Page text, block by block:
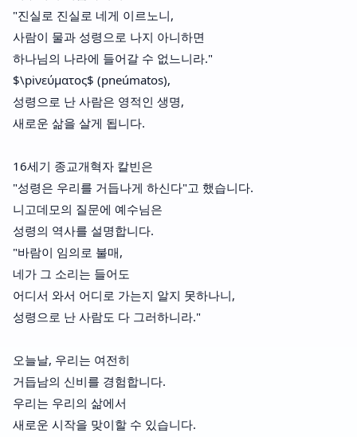
"진실로 진실로 네게 이르노니,
사람이 물과 성령으로 나지 아니하면
하나님의 나라에 들어갈 수 없느니라."
$\piνεύματος$ (pneúmatos),
성령으로 난 사람은 영적인 생명,
새로운 삶을 살게 됩니다.
16세기 종교개혁자 칼빈은
"성령은 우리를 거듭나게 하신다"고 했습니다.
니고데모의 질문에 예수님은
성령의 역사를 설명합니다.
"바람이 임의로 불매,
네가 그 소리는 들어도
어디서 와서 어디로 가는지 알지 못하나니,
성령으로 난 사람도 다 그러하니라."
오늘날, 우리는 여전히
거듭남의 신비를 경험합니다.
우리는 우리의 삶에서
새로운 시작을 맞이할 수 있습니다.